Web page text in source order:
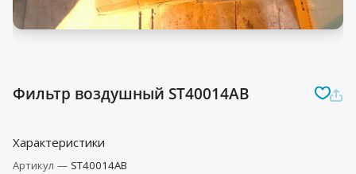
Фильтр воздушный ST40014AB
Характеристики
Артикул — ST40014AB